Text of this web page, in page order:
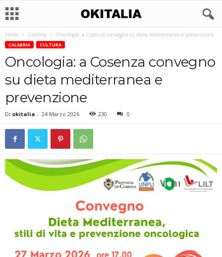
Home Calabria Oncologia: a Cosenza convegno su dieta mediterranea e prevenzione
CALABRIA CULTURA
Oncologia: a Cosenza convegno
su dieta mediterranea e
prevenzione
Di okitalia - 24 Marzo 2026 230 0